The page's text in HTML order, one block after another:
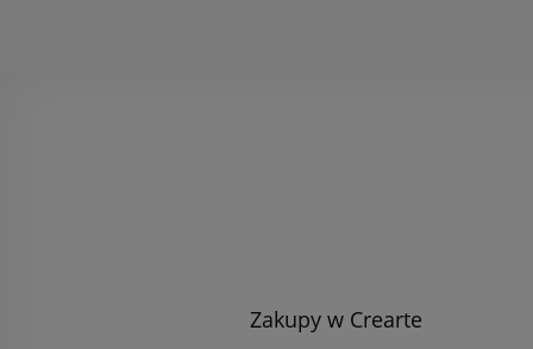
Zakupy w Crearte